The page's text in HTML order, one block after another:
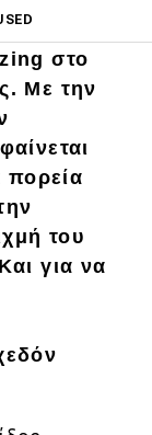
στο
Με την
πορεία
του
για να